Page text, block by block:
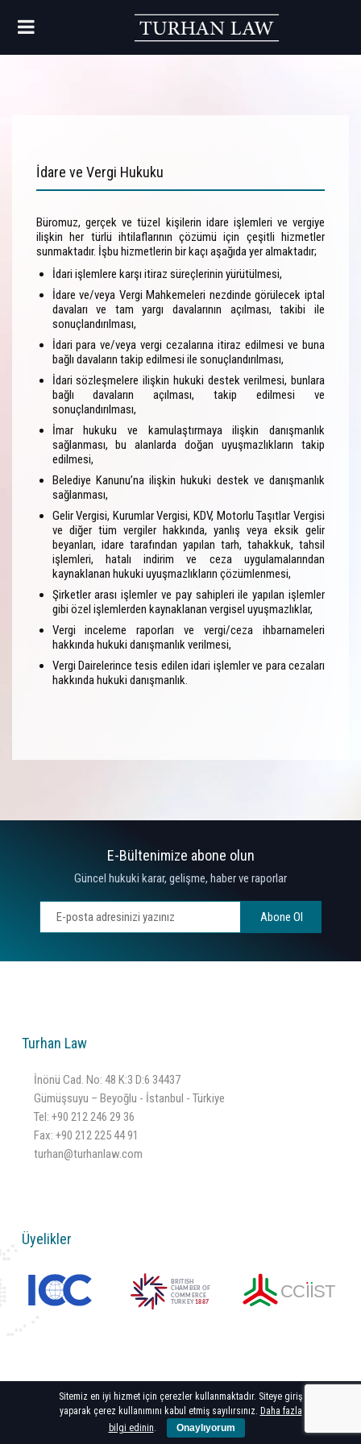
İdare ve Vergi Hukuku
Büromuz, gerçek ve tüzel kişilerin idare işlemleri ve vergiye
ilişkin her türlü ihtilaflarının çözümü için çeşitli hizmetler
sunmaktadır. İşbu hizmetlerin bir kaçı aşağıda yer almaktadır;
İdari işlemlere karşı itiraz süreçlerinin yürütülmesi,
İdare ve/veya Vergi Mahkemeleri nezdinde görülecek iptal
davaları ve tam yargı davalarının açılması, takibi ile
sonuçlandırılması,
İdari para ve/veya vergi cezalarına itiraz edilmesi ve buna
bağlı davaların takip edilmesi ile sonuçlandırılması,
İdari sözleşmelere ilişkin hukuki destek verilmesi, bunlara
bağlı davaların açılması, takip edilmesi ve
sonuçlandırılması,
İmar hukuku ve kamulaştırmaya ilişkin danışmanlık
sağlanması, bu alanlarda doğan uyuşmazlıkların takip
edilmesi,
Belediye Kanunu’na ilişkin hukuki destek ve danışmanlık
sağlanması,
Gelir Vergisi, Kurumlar Vergisi, KDV, Motorlu Taşıtlar Vergisi
ve diğer tüm vergiler hakkında, yanlış veya eksik gelir
beyanları, idare tarafından yapılan tarh, tahakkuk, tahsil
işlemleri, hatalı indirim ve ceza uygulamalarından
kaynaklanan hukuki uyuşmazlıkların çözümlenmesi,
Şirketler arası işlemler ve pay sahipleri ile yapılan işlemler
gibi özel işlemlerden kaynaklanan vergisel uyuşmazlıklar,
Vergi inceleme raporları ve vergi/ceza ihbarnameleri
hakkında hukuki danışmanlık verilmesi,
Vergi Dairelerince tesis edilen idari işlemler ve para cezaları
hakkında hukuki danışmanlık.
E-Bültenimize abone olun
Güncel hukuki karar, gelişme, haber ve raporlar
Abone Ol
Turhan Law
İnönü Cad. No: 48 K:3 D:6 34437
Gümüşsuyu – Beyoğlu - İstanbul - Türkiye
Tel: +90 212 246 29 36
Fax: +90 212 225 44 91
turhan@turhanlaw.com
Üyelikler
Turhan Law © All Rights Reserved
Sitemiz en iyi hizmet için çerezler kullanmaktadır. Siteye giriş
yaparak çerez kullanımını kabul etmiş sayılırsınız. Daha fazla
bilgi edinin. Onaylıyorum